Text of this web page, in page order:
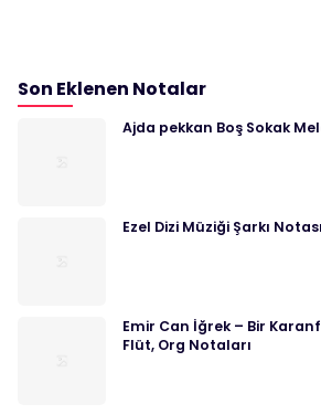
Son Eklenen Notalar
Ajda pekkan Boş Sokak
Ezel Dizi Müziği Şarkı Notası
Emir Can İğrek – Bir
Flüt, Org Notaları